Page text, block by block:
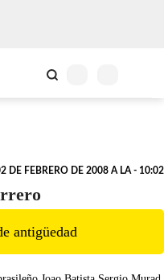
DE FEBRERO DE 2008 A LA - 10:02
antigüedad